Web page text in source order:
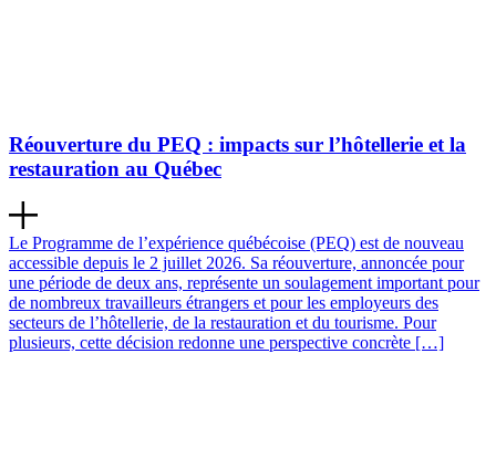
Réouverture du PEQ : impacts sur l’hôtellerie et la
restauration au Québec
Le Programme de l’expérience québécoise (PEQ) est de nouveau
accessible depuis le 2 juillet 2026. Sa réouverture, annoncée pour
une période de deux ans, représente un soulagement important pour
de nombreux travailleurs étrangers et pour les employeurs des
secteurs de l’hôtellerie, de la restauration et du tourisme. Pour
plusieurs, cette décision redonne une perspective concrète […]